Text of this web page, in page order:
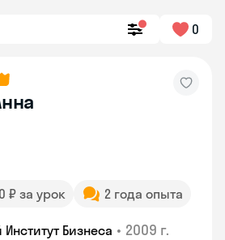
0
₽ за урок 2 года опыта
Бизнеса • 2009 г.